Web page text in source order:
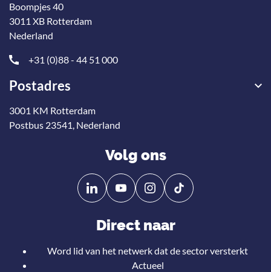
Boompjes 40
3011 XB Rotterdam
Nederland
+31 (0)88 - 44 51 000
Postadres
3001 KM Rotterdam
Postbus 23541, Nederland
Volg ons
Volg
ons
Linkedin
Volg
ons
YouTube
Direct naar
Word lid van het netwerk dat de sector versterkt
Actueel